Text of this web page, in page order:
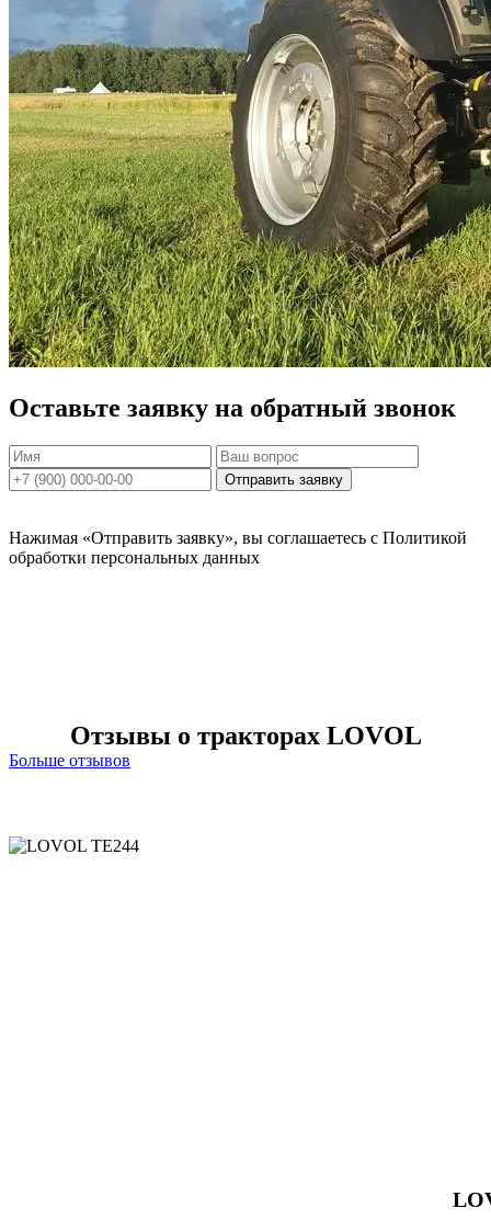
Оставьте заявку на обратный звонок
Нажимая «Отправить заявку», вы соглашаетесь с Политикой
обработки персональных данных
Отзывы о тракторах LOVOL
Больше отзывов